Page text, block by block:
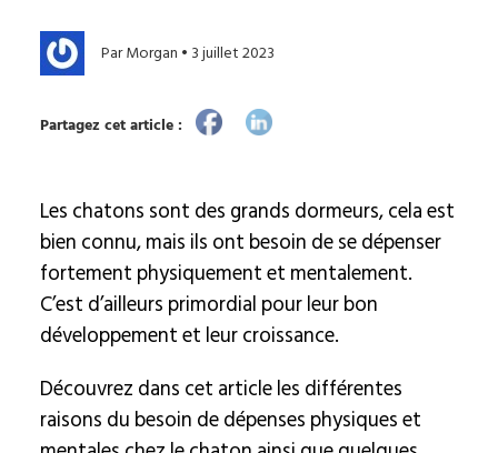
Par Morgan • 3 juillet 2023
Partagez cet article :
Les chatons sont des grands dormeurs, cela est
bien connu, mais ils ont besoin de se dépenser
fortement physiquement et mentalement.
C’est d’ailleurs primordial pour leur bon
développement et leur croissance.
Découvrez dans cet article les différentes
raisons du besoin de dépenses physiques et